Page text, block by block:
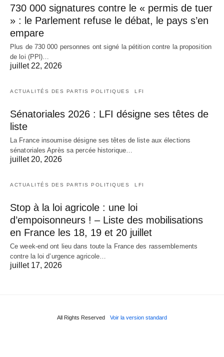
730 000 signatures contre le « permis de tuer
» : le Parlement refuse le débat, le pays s’en
empare
Plus de 730 000 personnes ont signé la pétition contre la proposition
de loi (PPl)…
juillet 22, 2026
ACTUALITÉS DES PARTIS POLITIQUES LFI
Sénatoriales 2026 : LFI désigne ses têtes de
liste
La France insoumise désigne ses têtes de liste aux élections
sénatoriales Après sa percée historique…
juillet 20, 2026
ACTUALITÉS DES PARTIS POLITIQUES LFI
Stop à la loi agricole : une loi
d’empoisonneurs ! – Liste des mobilisations
en France les 18, 19 et 20 juillet
Ce week-end ont lieu dans toute la France des rassemblements
contre la loi d’urgence agricole…
juillet 17, 2026
All Rights Reserved Voir la version standard